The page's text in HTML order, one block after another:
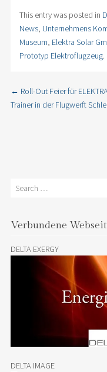
This entry was posted in
News, Unternehmens
Museum, Elektra Solar
Prototyp Elektroflugzeug.
Post navigation
← Roll-Out Feier für
Trainer in der Flugwerft
Search
Verbundene
DELTA EXERGY
DELTA IMAGE